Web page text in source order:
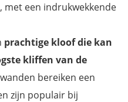
, met een indrukwekkende
prachtige kloof die kan
kliffen van de
bereiken een
zijn populair bij